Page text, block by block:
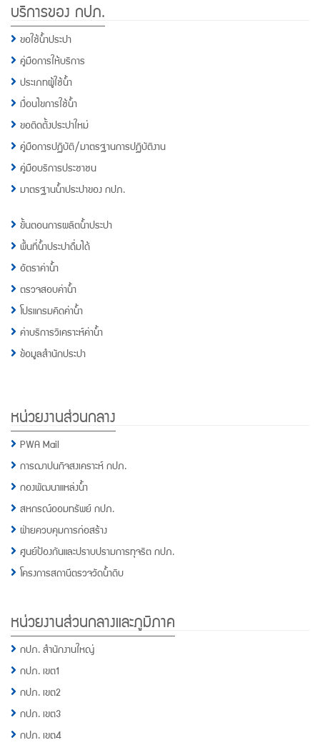
Menu
บริการของ กปภ.
ขอใช้น้ำประปา
คู่มือการให้บริการ
ประเภทผู้ใช้น้ำ
เงื่อนไขการใช้น้ำ
ขอติดตั้งประปาใหม่
คู่มือการปฏิบัติ/มาตรฐานการปฏิบัติงาน
คู่มือบริการประชาชน
มาตรฐานน้ำประปาของ กปภ.
ขั้นตอนการผลิตน้ำประปา
พื้นที่น้ำประปาดื่มได้
อัตราค่าน้ำ
ตรวจสอบค่าน้ำ
โปรแกรมคิดค่าน้ำ
ค่าบริการวิเคราะห์ค่าน้ำ
ข้อมูลสำนักประปา
หน่วยงานส่วนกลาง
PWA Mail
การฌาปนกิจสงเคราะห์ กปภ.
กองพัฒนาแหล่งน้ำ
สหกรณ์ออมทรัพย์ กปภ.
ฝ่ายควบคุมการก่อสร้าง
ศูนย์ป้องกันและปราบปรามการทุจริต กปภ.
โครงการสถานีตรวจวัดน้ำดิบ
หน่วยงานส่วนกลางและภูมิภาค
กปภ. สำนักงานใหญ่
กปภ. เขต1
กปภ. เขต2
กปภ. เขต3
กปภ. เขต4